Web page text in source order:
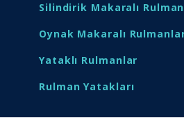
Silindirik Makaralı
Oynak Makaralı
Yataklı Rulmanlar
Rulman Yatakları